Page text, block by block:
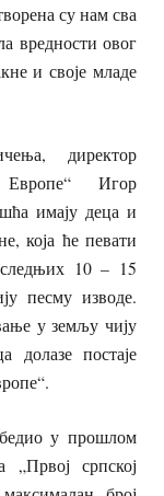
су нам сва
вредности овог
и своје младе
директор
Европе“ Игор
имају деца и
која ће певати
10 – 15
песму изводе.
у земљу чију
долазе постаје
у прошлом
„Првој српској